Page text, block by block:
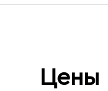
Цены